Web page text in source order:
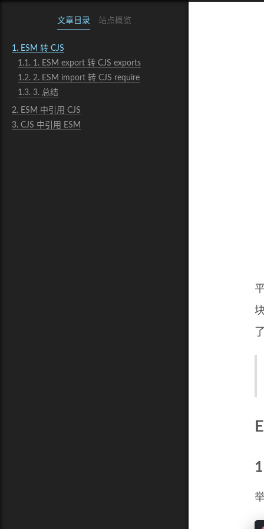
文章目录 站点概览
1. ESM 转 CJS
1.1. 1. ESM export 转 CJS exports
1.2. 2. ESM import 转 CJS require
1.3. 3. 总结
2. ESM 中引用 CJS
3. CJS 中引用 ESM